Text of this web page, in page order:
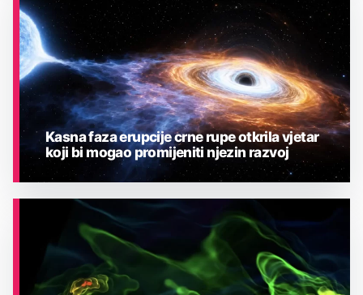
ASTRONOMIJA
Kasna faza erupcije crne rupe otkrila vjetar
koji bi mogao promijeniti njezin razvoj